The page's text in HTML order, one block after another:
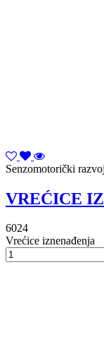
Senzomotorički razvoj
VREĆICE
6024
Vrećice iznenađenja